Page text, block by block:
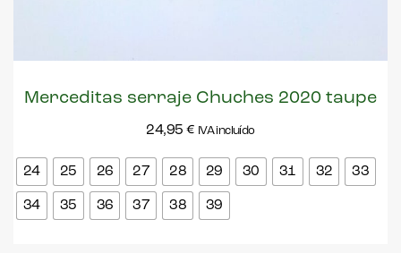
Merceditas serraje Chuches 2020 taupe
24,95 € IVA incluído
24 25 26 27 28 29 30 31 32 33
34 35 36 37 38 39